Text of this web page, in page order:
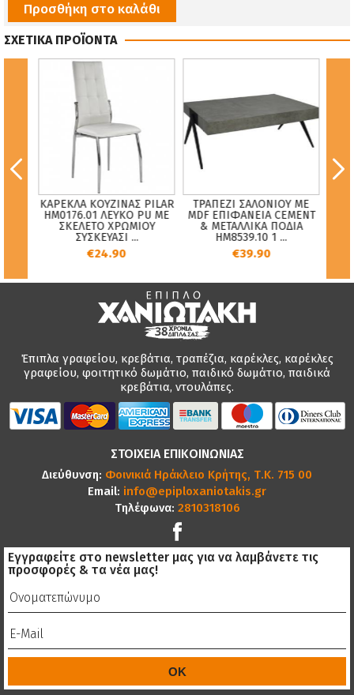
Προσθήκη στο καλάθι
ΣΧΕΤΙΚΑ ΠΡΟΪΟΝΤΑ
ΚΑΡΕΚΛΑ ΚΟΥΖΙΝΑΣ PILAR
HM0176.01 ΛΕΥΚΟ PU ΜΕ
ΣΚΕΛΕΤΟ ΧΡΩΜΙΟΥ
ΣΥΣΚΕΥΑΣΙ ...
€24.90
ΤΡΑΠΕΖΙ ΣΑΛΟΝΙΟΥ ΜΕ
MDF ΕΠΙΦΑΝΕΙΑ CEMENT
& ΜΕΤΑΛΛΙΚΑ ΠΟΔΙΑ
HM8539.10 1 ...
€39.90
Έπιπλα γραφείου, κρεβάτια, τραπέζια, καρέκλες, καρέκλες
γραφείου, φοιτητικό δωμάτιο, παιδικό δωμάτιο, παιδικά
κρεβάτια, ντουλάπες.
ΣΤΟΙΧΕΙΑ ΕΠΙΚΟΙΝΩΝΙΑΣ
Διεύθυνση: Φοινικιά Ηράκλειο Κρήτης, Τ.Κ. 715 00
Email: info@epiploxaniotakis.gr
Τηλέφωνα: 2810318106
Εγγραφείτε στο newsletter μας για να λαμβάνετε τις
προσφορές & τα νέα μας!